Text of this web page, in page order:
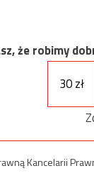
że robimy
30 zł
Kancelarii